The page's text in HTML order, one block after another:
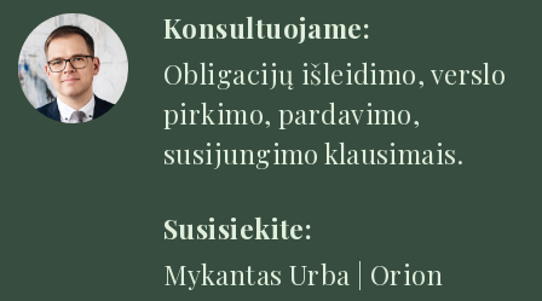
Konsultuojame:
Obligacijų išleidimo, verslo
pirkimo, pardavimo,
susijungimo klausimais.
Susisiekite:
Mykantas Urba | Orion